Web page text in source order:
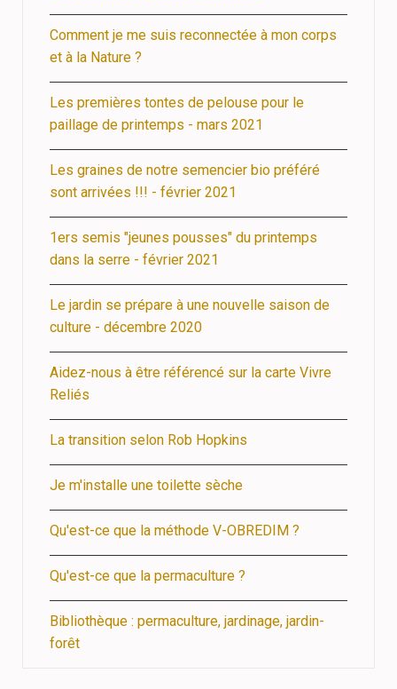
Comment je me suis reconnectée à mon corps
et à la Nature ?
Les premières tontes de pelouse pour le
paillage de printemps - mars 2021
Les graines de notre semencier bio préféré
sont arrivées !!! - février 2021
1ers semis "jeunes pousses" du printemps
dans la serre - février 2021
Le jardin se prépare à une nouvelle saison de
culture - décembre 2020
Aidez-nous à être référencé sur la carte Vivre
Reliés
La transition selon Rob Hopkins
Je m'installe une toilette sèche
Qu'est-ce que la méthode V-OBREDIM ?
Qu'est-ce que la permaculture ?
Bibliothèque : permaculture, jardinage, jardin-
forêt